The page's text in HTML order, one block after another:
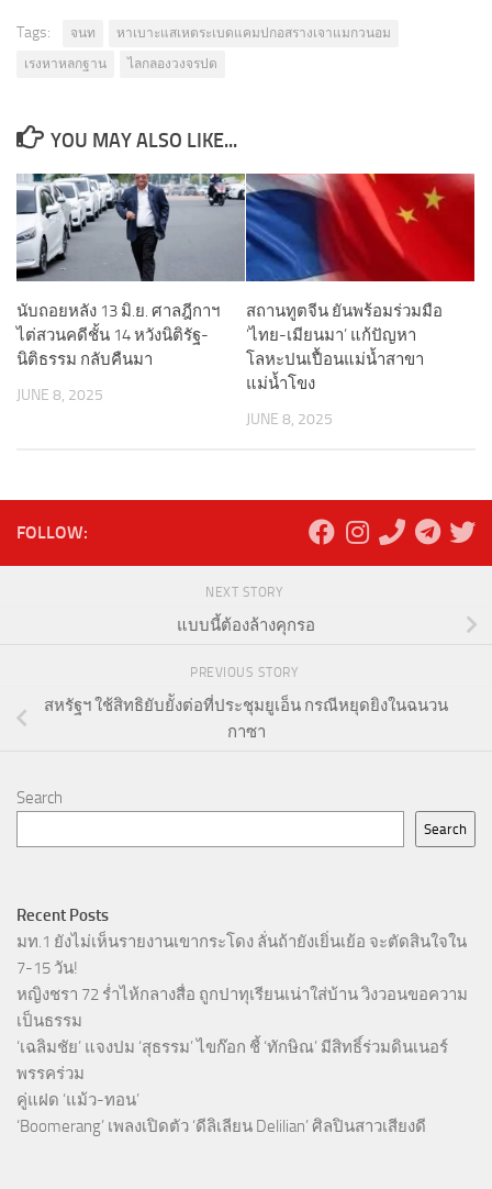
Tags: จนท
หาเบาะแสเหตระเบดแคมปกอสรางเจาแมกวนอม
เรงหาหลกฐาน
ไลกลองวงจรปด
YOU MAY ALSO LIKE...
นับถอยหลัง 13 มิ.ย. ศาลฎีกาฯ
ไต่สวนคดีชั้น 14 หวังนิติรัฐ-
นิติธรรม กลับคืนมา
JUNE 8, 2025
สถานทูตจีน ยันพร้อมร่วมมือ
‘ไทย-เมียนมา’ แก้ปัญหา
โลหะปนเปื้อนแม่น้ำสาขา
แม่น้ำโขง
JUNE 8, 2025
FOLLOW:
NEXT STORY
แบบนี้ต้องล้างคุกรอ
PREVIOUS STORY
สหรัฐฯ ใช้สิทธิยับยัังต่อที่ประชุมยูเอ็น กรณีหยุดยิงในฉนวน
กาซา
Search
Search
Recent Posts
มท.1 ยังไม่เห็นรายงานเขากระโดง ลั่นถ้ายังเยิ่นเย้อ จะตัดสินใจใน
7-15 วัน!
หญิงชรา 72 ร่ำไห้กลางสื่อ ถูกปาทุเรียนเน่าใส่บ้าน วิงวอนขอความ
เป็นธรรม
‘เฉลิมชัย’ แจงปม ‘สุธรรม’ ไขก๊อก ชี้ ‘ทักษิณ’ มีสิทธิ์ร่วมดินเนอร์
พรรคร่วม
คู่แฝด ‘แม้ว-ทอน’
‘Boomerang’ เพลงเปิดตัว ‘ดีลิเลียน Delilian’ ศิลปินสาวเสียงดี